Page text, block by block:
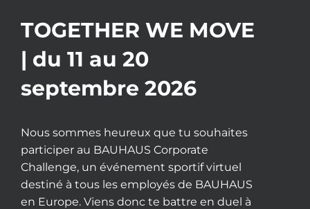
TOGETHER WE MOVE
| du 11 au 20
septembre 2026
Nous sommes heureux que tu souhaites
participer au BAUHAUS Corporate
Challenge, un événement sportif virtuel
destiné à tous les employés de BAUHAUS
en Europe. Viens donc te battre en duel à